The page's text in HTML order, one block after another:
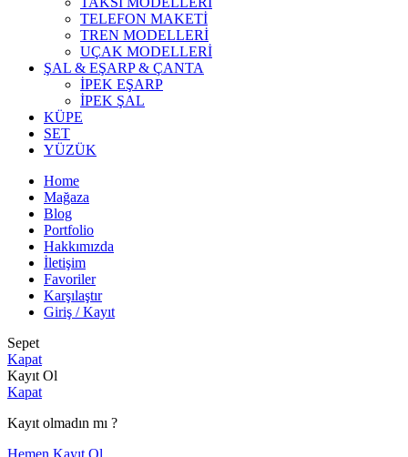
TELEFON MAKETİ
TREN MODELLERİ
UÇAK MODELLERİ
ŞAL & EŞARP & ÇANTA
İPEK EŞARP
İPEK ŞAL
KÜPE
SET
YÜZÜK
Home
Mağaza
Blog
Portfolio
Hakkımızda
İletişim
Favoriler
Karşılaştır
Giriş / Kayıt
Sepet
Kapat
Kayıt Ol
Kapat
Kayıt olmadın mı ?